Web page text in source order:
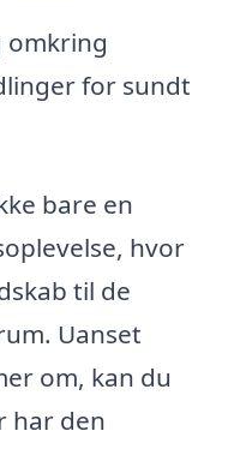
omkring
for sundt
bare en
hvor
til de
Uanset
om, kan du
har den